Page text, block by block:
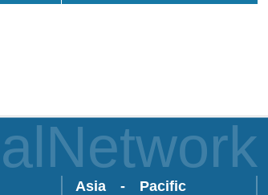
Asia - Pacific